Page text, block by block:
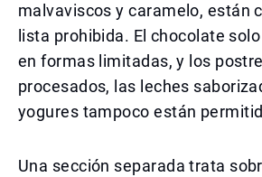
malvaviscos y caramelo, están
lista prohibida. El chocolate
en formas limitadas, y los
procesados, las leches
yogures tampoco están
Una sección separada trata